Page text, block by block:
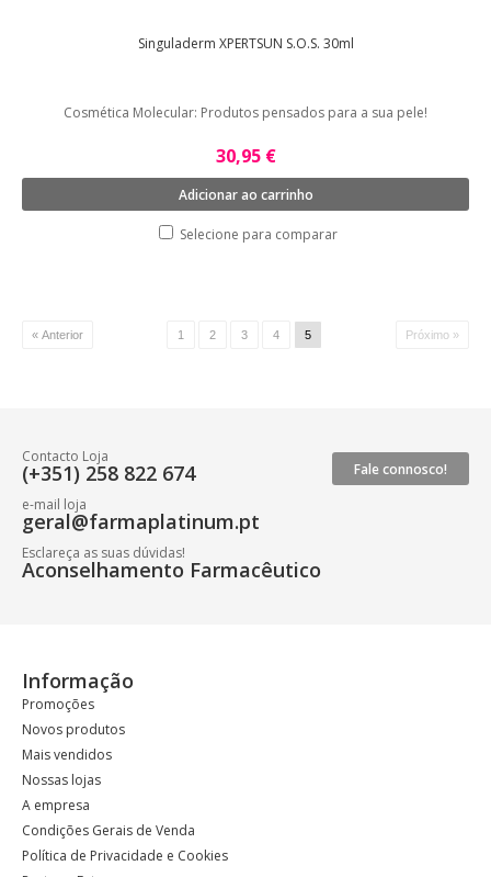
Singuladerm XPERTSUN S.O.S. 30ml
Cosmética Molecular: Produtos pensados para a sua pele!
30,95 €
Adicionar ao carrinho
Selecione para comparar
« Anterior 1 2 3 4 5 Próximo »
Fale connosco!
Contacto Loja
(+351) 258 822 674
e-mail loja
geral@farmaplatinum.pt
Esclareça as suas dúvidas!
Aconselhamento Farmacêutico
Informação
Promoções
Novos produtos
Mais vendidos
Nossas lojas
A empresa
Condições Gerais de Venda
Política de Privacidade e Cookies